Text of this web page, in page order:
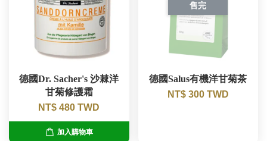
德國Dr. Sacher's 沙棘洋
甘菊修護霜
NT$ 480 TWD
加入購物車
售完
德國Salus有機洋甘菊茶
NT$ 300 TWD